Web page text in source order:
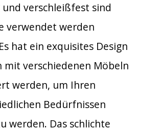
und verschleißfest sind
verwendet werden
hat ein exquisites Design
mit verschiedenen Möbeln
werden, um Ihren
Bedürfnissen
werden. Das schlichte